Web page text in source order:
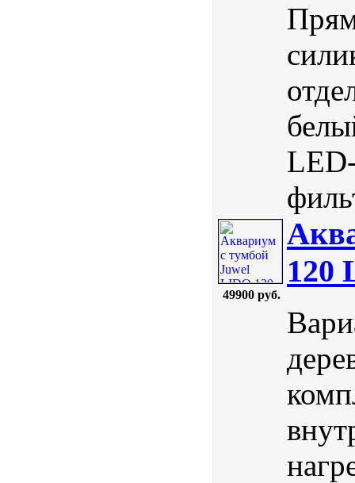
49900 руб.
120